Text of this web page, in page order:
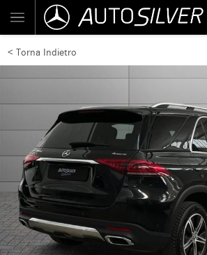
< Torna Indietro